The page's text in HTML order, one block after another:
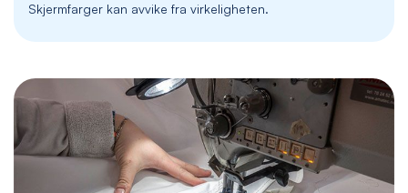
Skjermfarger kan avvike fra virkeligheten.